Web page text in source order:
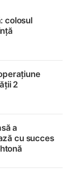
colosul
2
a
cu succes